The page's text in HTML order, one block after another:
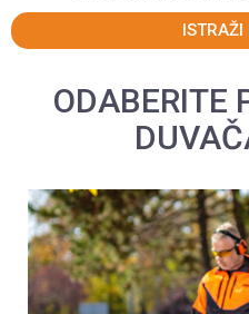
ISTRAŽI
ODABERITE